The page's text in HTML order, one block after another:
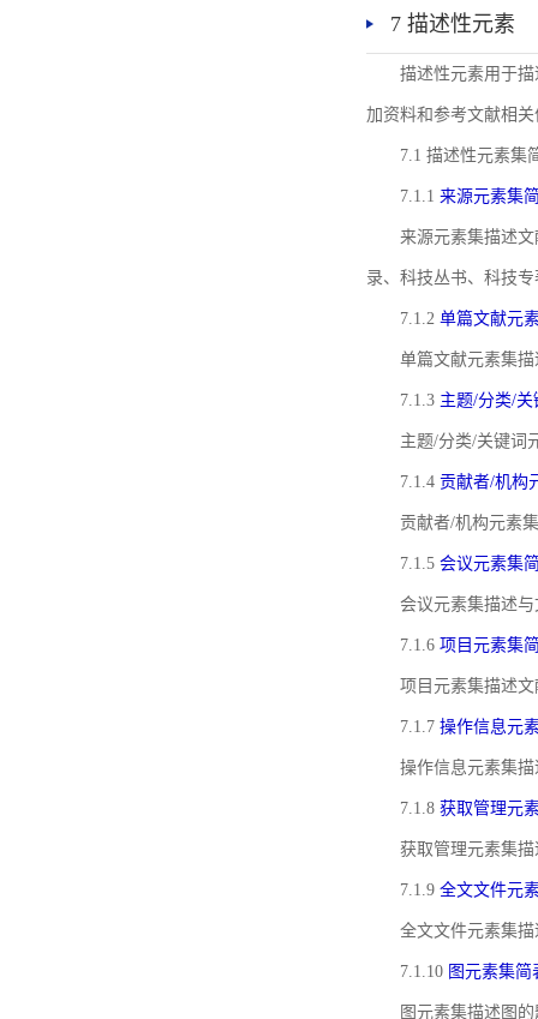
7 描述性元素
描述性元素用于
加资料和参考文献相
7.1 描述性元素集
7.1.1 来源元素集
来源元素集描述
录、科技丛书、科技
7.1.2 单篇文献元
单篇文献元素集
7.1.3 主题/分类/
主题/分类/关键词
7.1.4 贡献者/机构
贡献者/机构元素
7.1.5 会议元素集
会议元素集描述
7.1.6 项目元素集
项目元素集描述
7.1.7 操作信息元
操作信息元素集
7.1.8 获取管理元
获取管理元素集
7.1.9 全文文件元
全文文件元素集
7.1.10 图元素集简
图元素集描述图